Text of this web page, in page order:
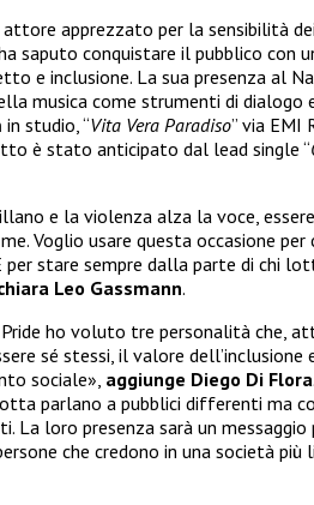
apprezzato per la sensibilità
saputo conquistare il pubblico con
e inclusione. La sua presenza al
musica come strumenti di dialogo
in studio, “Vita Vera Paradiso” via EMI
è stato anticipato dal lead single “
e la violenza alza la voce,
Voglio usare questa occasione
stare sempre dalla parte di chi
Leo Gassmann.
ho voluto tre personalità che,
sé stessi, il valore
sociale», aggiunge Diego Di Flora
parlano a pubblici differenti ma
La loro presenza sarà un
che credono in una società più